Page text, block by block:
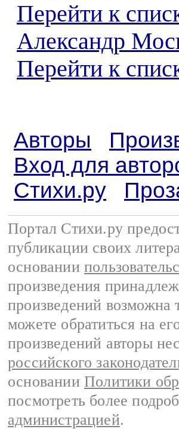
Перейти к
Александр
Перейти к
Авторы
Вход для
Стихи.ру
Портал Стихи.ру
публикации своих
основании
произведения
произведений возможна
можете обратиться на
произведений авторы
российского
основании Политики
посмотреть более
администрацией.